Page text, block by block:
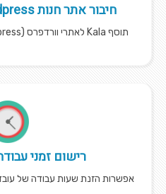
חיבור אתר חנות Wordpress למערכת Kala
תוסף Kala לאתרי וורדפרס (Wordpress) לצורך העברת פרטי...
רישום זמני
אפשרות הזנת שעות עבודה של